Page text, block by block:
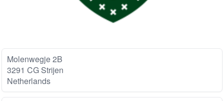
Molenwegje 2B
3291 CG Strijen
Netherlands